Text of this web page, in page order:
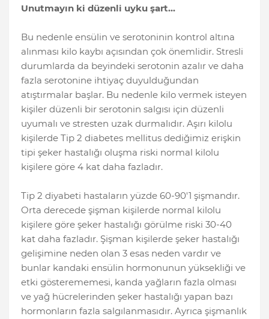
Unutmayın ki düzenli uyku şart...
Bu nedenle ensülin ve serotoninin kontrol altına
alınması kilo kaybı açısından çok önemlidir. Stresli
durumlarda da beyindeki serotonin azalır ve daha
fazla serotonine ihtiyaç duyulduğundan
atıştırmalar başlar. Bu nedenle kilo vermek isteyen
kişiler düzenli bir serotonin salgısı için düzenli
uyumalı ve stresten uzak durmalıdır. Aşırı kilolu
kişilerde Tip 2 diabetes mellitus dediğimiz erişkin
tipi şeker hastalığı oluşma riski normal kilolu
kişilere göre 4 kat daha fazladır.
Tip 2 diyabeti hastaların yüzde 60-90'1 şişmandır.
Orta derecede şişman kişilerde normal kilolu
kişilere göre şeker hastalığı görülme riski 30-40
kat daha fazladır. Şişman kişilerde şeker hastalığı
gelişimine neden olan 3 esas neden vardır ve
bunlar kandaki ensülin hormonunun yüksekliği ve
etki gösterememesi, kanda yağların fazla olması
ve yağ hücrelerinden şeker hastalığı yapan bazı
hormonların fazla salgılanmasıdır. Ayrıca şişmanlık